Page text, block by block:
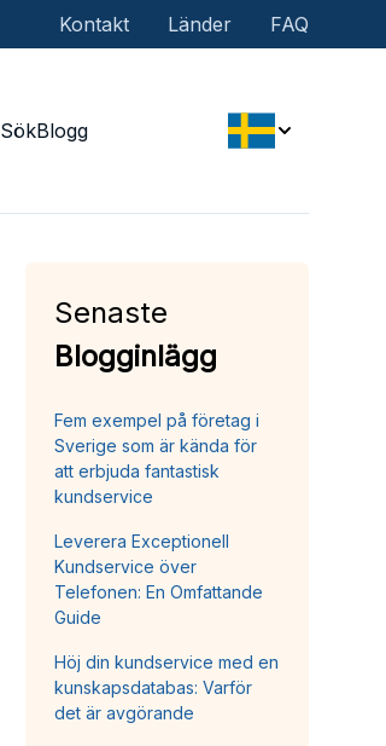
Kontakt Länder FAQ
SökBlogg
Senaste
Blogginlägg
Fem exempel på företag i
Sverige som är kända för
att erbjuda fantastisk
kundservice
Leverera Exceptionell
Kundservice över
Telefonen: En Omfattande
Guide
Höj din kundservice med en
kunskapsdatabas: Varför
det är avgörande